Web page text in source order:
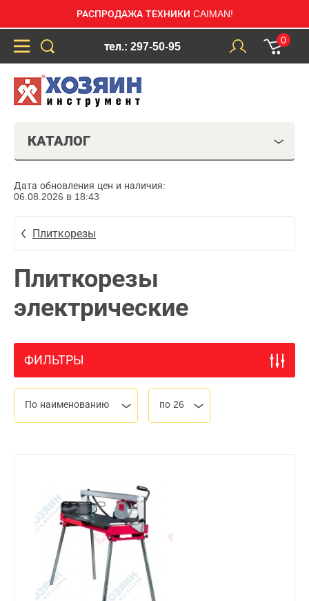
РАСПРОДАЖА ТЕХНИКИ CAIMAN!
тел.: 297-50-95
0
КАТАЛОГ
Дата обновления цен и наличия:
06.08.2026 в 18:43
Плиткорезы
Плиткорезы
электрические
ФИЛЬТРЫ
По наименованию по 26